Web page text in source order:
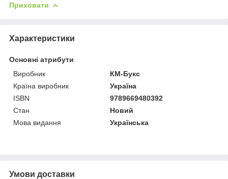
Приховати
Характеристики
Основні атрибути
Виробник
КМ-Букс
Країна виробник
Україна
ISBN
9789669480392
Стан
Новий
Мова видання
Українська
Умови доставки